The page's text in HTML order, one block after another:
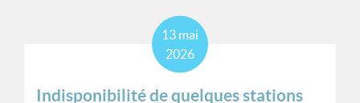
Indisponibilité de quelques stations
13 mai
2026